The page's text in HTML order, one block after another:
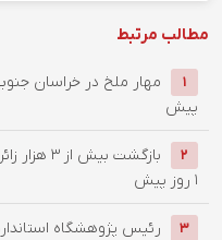
مطالب مرتبط
1 ‌مهار ملخ در خراسان
پیش
2
بازگشت بیش از ۳ هزار زائر اربعین حسینی به خراسان جنوبی / ...
1 روز پیش
3
رئیس پژوهشگاه